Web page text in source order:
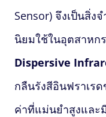
Sensor) จึงเป็นสิ่ง
นิยมใช้ในอุตสาหก
Dispersive
กลืนรังสีอินฟราเร
ค่าที่แม่นยำสูงและ